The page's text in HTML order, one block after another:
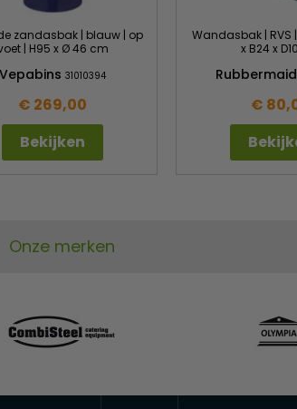
zandasbak | blauw | op
| H95 x Ø 46 cm
Vepabins 31010394
€ 269,00
Bekijken
Wandasbak | RVS
x B24 x
Rubbermaid
€
Onze merken